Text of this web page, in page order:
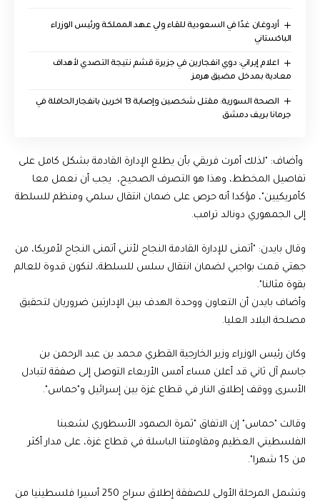
أردوغان غدًا في السعودية للقاء ولي عهد المملكة ورئيس الوزراء
الباكستاني
اعلام إيراني: دوي انفجارين في جزيرة قشم نتيجة التصدي لأهداف
معادية بمدخل مضيق هرمز
الصحة السورية: مقتل شخصين وإصابة 13 اخرين بانفجار الحافلة في
جرمانا بريف دمشق
وأضاف: "لذلك أمرت فريقي بأن يطلع الإدارة القادمة بشكل كامل على
تفاصيل المخطط، وهذا هو التصرف الصحيح، يجب أن نعمل معا
كأمريكيين"، مؤكدا أنه حرص على ضمان انتقال سلمي ومنظم للسلطة
إلى الجمهوري دونالد ترامب.
وقال بايدن: "أتمنى للإدارة القادمة النجاح لأنني أتمنى النجاح لأمريكا، من
جهتي قمت بواجبي لضمان انتقال سلس للسلطة، لنكون قدوة للعالم
بقوة مثالنا".
وأضاف بايدن أن التعاون ووحدة الهدف بين الإدارتين ضروريان لتحقيق
مصلحة البلاد العليا.
وكان رئيس الوزراء وزير الخارجية القطري محمد بن عبد الرحمن بن
جاسم آل ثاني قد أعلن مساء أمس الأربعاء التوصل إلى صفقة لتبادل
الأسرى ووقف إطلاق النار في قطاع غزة بين إسرائيل و"حماس".
وقالت "حماس" إن الاتفاق "ثمرة الصمود الأسطوري لشعبنا
الفلسطيني العظيم ومقاومتنا الباسلة في قطاع غزة، على مدار أكثر
من 15 شهرا".
وتشمل المرحلة الأولى للصفقة إطلاق سراح 250 أسيرا فلسطينيا من